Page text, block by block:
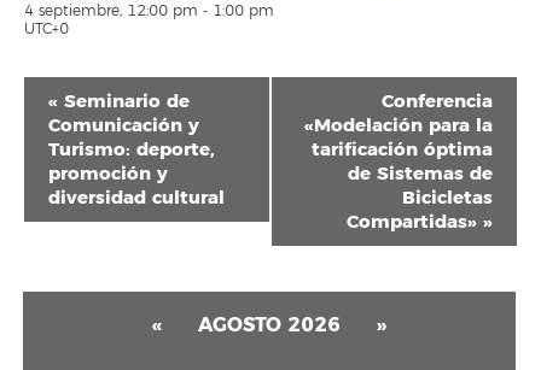
4 septiembre, 12:00 pm - 1:00 pm
UTC+0
Navegación
del
Evento
« Seminario de
Comunicación y
Turismo: deporte,
promoción y
diversidad cultural
Conferencia
«Modelación para la
tarificación óptima
de Sistemas de
Bicicletas
Compartidas» »
« AGOSTO 2026 »